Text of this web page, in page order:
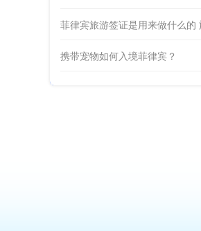
携带宠物如何入境菲律宾？